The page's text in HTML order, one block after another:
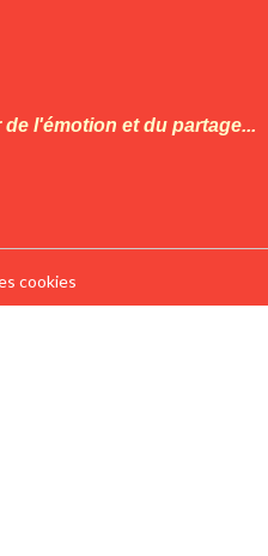
l'émotion et du partage...
cookies